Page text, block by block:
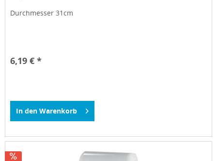
Durchmesser 31cm
6,19 € *
In den Warenkorb